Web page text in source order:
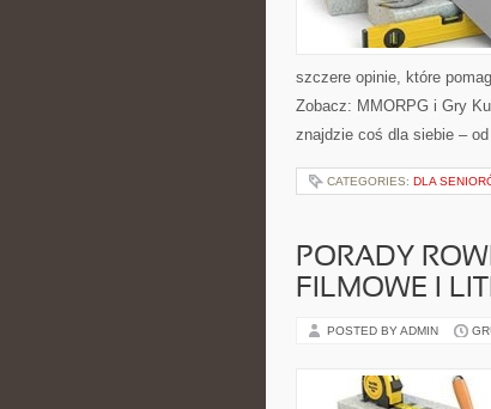
szczere opinie, które
Zobacz: MMORPG i Gry
znajdzie coś dla siebie –
CATEGORIES: DLA
PORADY
FILMOWE I
POSTED BY ADMIN